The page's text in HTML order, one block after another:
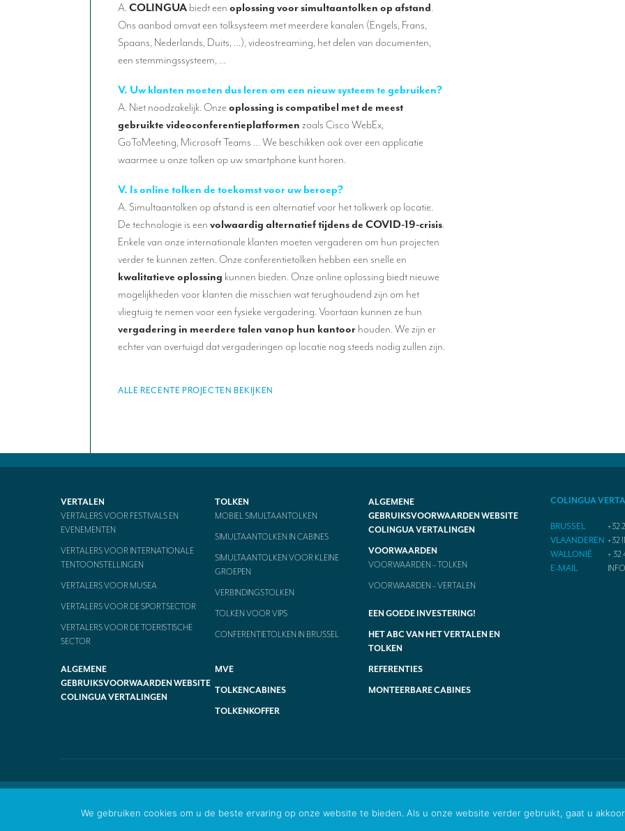
A.COLINGUA biedt eenoplossing voor simultaantolken op afstand.
Ons aanbod omvat een tolksysteem met meerdere kanalen (Engels, Frans,
Spaans, Nederlands, Duits, …), videostreaming, het delen van documenten,
een stemmingssysteem, …
V. Uw klanten moeten dus leren om een nieuw systeem te gebruiken?
A. Niet noodzakelijk. Onzeoplossing is compatibel met de meest
gebruikte videoconferentieplatformen zoals Cisco WebEx,
GoToMeeting, Microsoft Teams … We beschikken ook over een applicatie
waarmee u onze tolken op uw smartphone kunt horen.
V. Is online tolken de toekomst voor uw beroep?
A. Simultaantolken op afstand is een alternatief voor het tolkwerk op locatie.
De technologie is eenvolwaardig alternatief tijdens de COVID-19-crisis.
Enkele van onze internationale klanten moeten vergaderen om hun projecten
verder te kunnen zetten. Onze conferentietolken hebben een snelle en
kwalitatieve oplossing kunnen bieden. Onze online oplossing biedt nieuwe
mogelijkheden voor klanten die misschien wat terughoudend zijn om het
vliegtuig te nemen voor een fysieke vergadering. Voortaan kunnen ze hun
vergadering in meerdere talen vanop hun kantoor houden. We zijn er
echter van overtuigd dat vergaderingen op locatie nog steeds nodig zullen zijn.
ALLE RECENTE PROJECTEN BEKIJKEN
VERTALEN
VERTALERS VOOR FESTIVALS EN
EVENEMENTEN
VERTALERS VOOR INTERNATIONALE
TENTOONSTELLINGEN
VERTALERS VOOR MUSEA
VERTALERS VOOR DE SPORTSECTOR
VERTALERS VOOR DE TOERISTISCHE
SECTOR
TOLKEN
MOBIEL SIMULTAANTOLKEN
SIMULTAANTOLKEN IN CABINES
SIMULTAANTOLKEN VOOR KLEINE
GROEPEN
VERBINDINGSTOLKEN
TOLKEN VOOR VIPS
CONFERENTIETOLKEN IN BRUSSEL
ALGEMENE
GEBRUIKSVOORWAARDEN WEBSITE
COLINGUA VERTALINGEN
VOORWAARDEN
VOORWAARDEN – TOLKEN
VOORWAARDEN – VERTALEN
EEN GOEDE INVESTERING!
HET ABC VAN HET VERTALEN EN
TOLKEN
ALGEMENE
GEBRUIKSVOORWAARDEN WEBSITE
COLINGUA VERTALINGEN
MVE
REFERENTIES
TOLKENCABINES
MONTEERBARE CABINES
TOLKENKOFFER
COLINGUA
BRUSSEL
+32
VLAANDEREN +32
WALLONIË
+ 32
E-MAIL
We gebruiken cookies om u de beste ervaring op onze website te bieden. Als u onze website verder gebruikt, gaat u